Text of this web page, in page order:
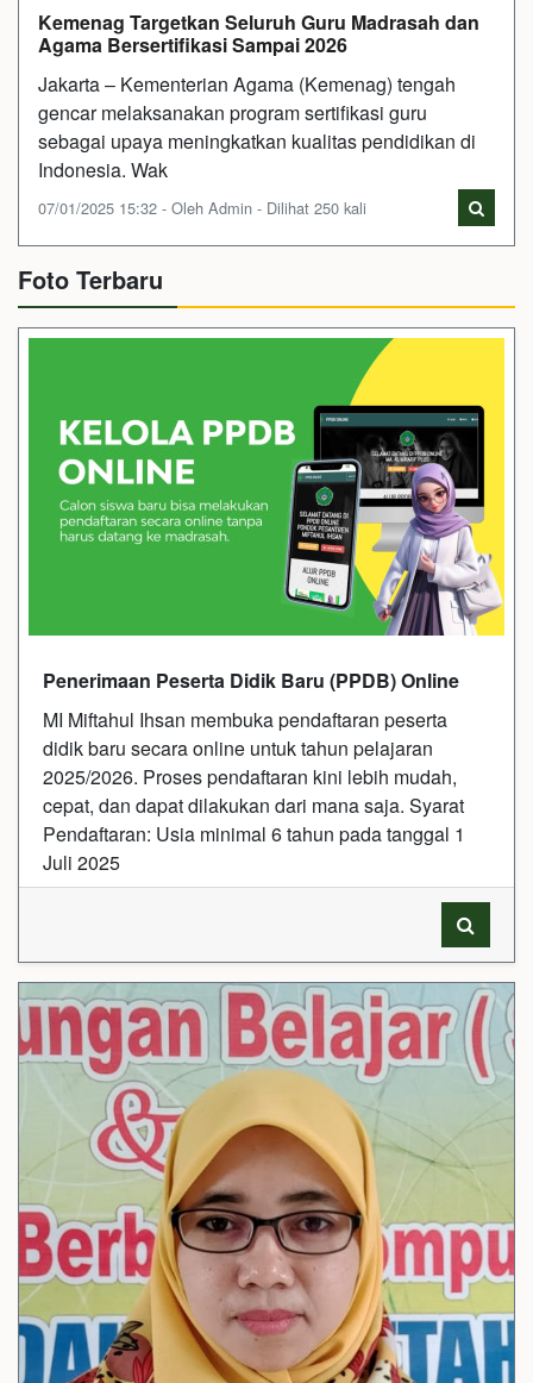
Kemenag Targetkan Seluruh Guru Madrasah dan
Agama Bersertifikasi Sampai 2026
Jakarta – Kementerian Agama (Kemenag) tengah
gencar melaksanakan program sertifikasi guru
sebagai upaya meningkatkan kualitas pendidikan di
Indonesia. Wak
07/01/2025 15:32 - Oleh Admin - Dilihat 250 kali
Foto Terbaru
Penerimaan Peserta Didik Baru (PPDB) Online
MI Miftahul Ihsan membuka pendaftaran peserta
didik baru secara online untuk tahun pelajaran
2025/2026. Proses pendaftaran kini lebih mudah,
cepat, dan dapat dilakukan dari mana saja. Syarat
Pendaftaran: Usia minimal 6 tahun pada tanggal 1
Juli 2025